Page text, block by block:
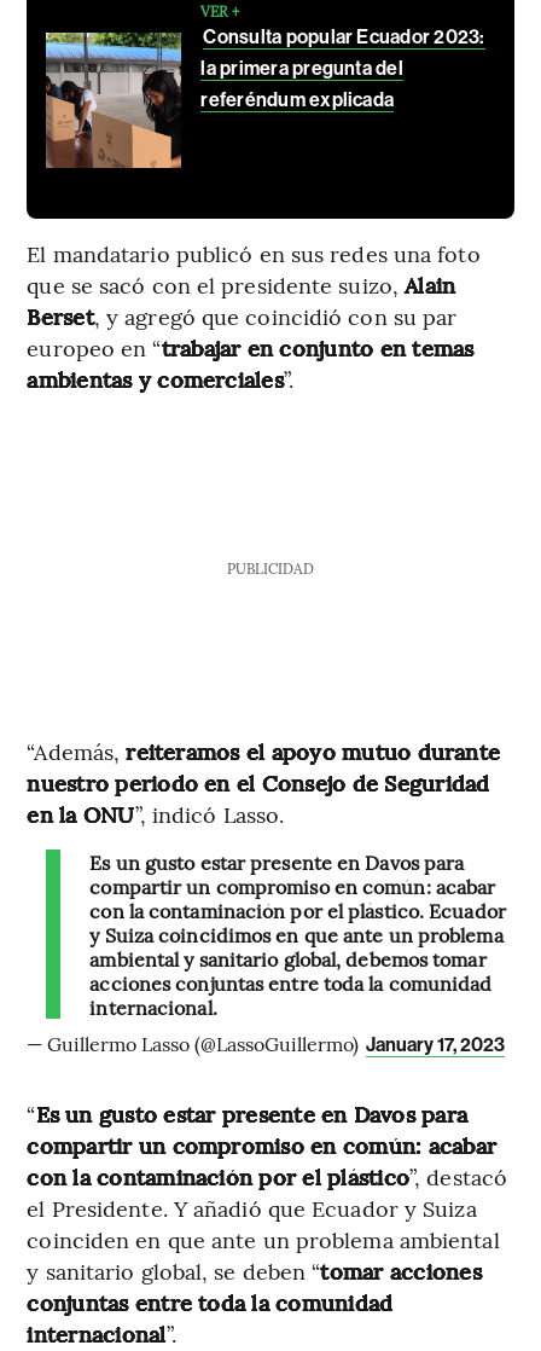
VER +
Consulta popular Ecuador 2023:
la primera pregunta del
referéndum explicada
El mandatario publicó en sus redes una foto
que se sacó con el presidente suizo,Alain
Berset, y agregó que coincidió con su par
europeo en “trabajar en conjunto en temas
ambientas y comerciales”.
PUBLICIDAD
“Además,reiteramos el apoyo mutuo durante
nuestro periodo en el Consejo de Seguridad
en la ONU”, indicó Lasso.
Es un gusto estar presente en Davos para
compartir un compromiso en común: acabar
con la contaminación por el plástico. Ecuador
y Suiza coincidimos en que ante un problema
ambiental y sanitario global, debemos tomar
acciones conjuntas entre toda la comunidad
internacional.
— Guillermo Lasso (@LassoGuillermo) January 17, 2023
“Es un gusto estar presente en Davos para
compartir un compromiso en común: acabar
con la contaminación por el plástico”, destacó
el Presidente. Y añadió que Ecuador y Suiza
coinciden en que ante un problema ambiental
y sanitario global, se deben “tomar acciones
conjuntas entre toda la comunidad
internacional”.